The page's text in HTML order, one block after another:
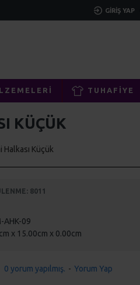
GIRIŞ YAP
TUHAFIYE
Küçük
KÜÇÜK
AHK-09
x 15.00cm x 0.00cm
8011
0 yorum yapılmış. - Yorum Yap